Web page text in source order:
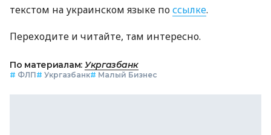
текстом на украинском языке поссылке.
Переходите и читайте, там интересно.
По материалам: Укргазбанк
# ФЛП# Укргазбанк# Малый Бизнес